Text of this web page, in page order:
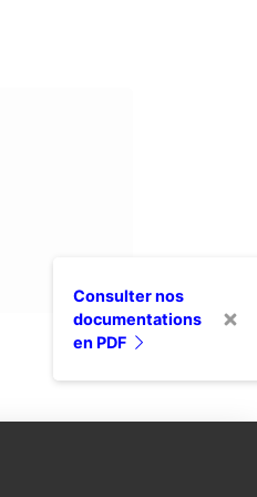
Consulter nos
documentations
en PDF